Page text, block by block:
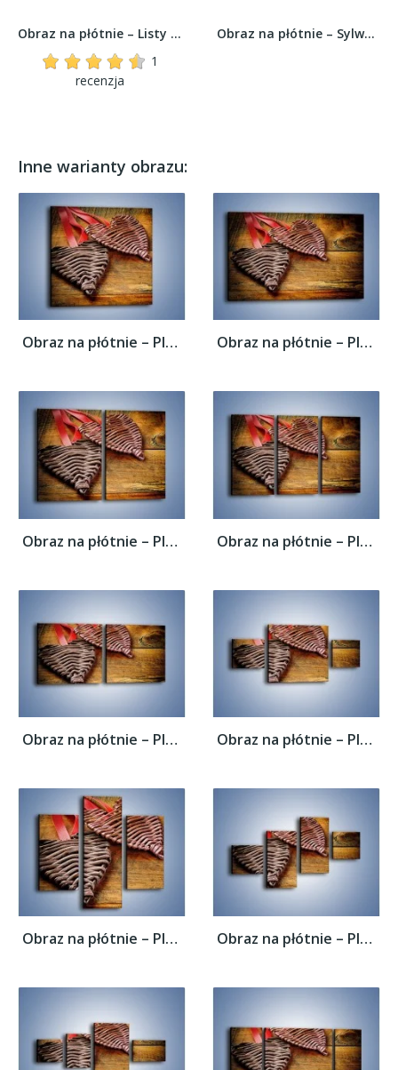
Obraz na płótnie – Listy zapieczętowane...
1
recenzja
Obraz na płótnie – Sylwester tuż tuż –...
Inne warianty obrazu:
Obraz na płótnie – Plecione serca na... Obraz na płótnie – Plecione serca na...
Obraz na płótnie – Plecione serca na... Obraz na płótnie – Plecione serca na...
Obraz na płótnie – Plecione serca na... Obraz na płótnie – Plecione serca na...
Obraz na płótnie – Plecione serca na... Obraz na płótnie – Plecione serca na...